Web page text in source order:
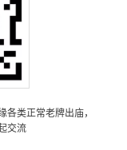
类正常老牌出庙，
交流